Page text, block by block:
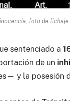
foto de
sentenciado a
de un
y la posesión